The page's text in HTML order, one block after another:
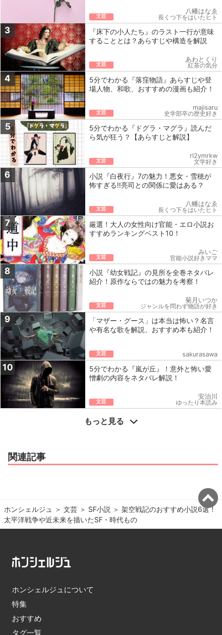
文芸
八幡はなゑ
長くつ下をはいたヒト
3
『床下の小人たち』のラスト一行が意味
することとは？あらすじや構造を解説
文芸
あわとくり
紅茶の気分
4
5分でわかる『落窪物語』あらすじや登
場人物、和歌、おすすめの漫画も紹介！
文芸
majisaru
史学部卒の歴史好き
5
5分でわかる『ドグラ・マグラ』読んだ
ら気が狂う？【あらすじと解説】
文芸
rl2ymrkw
文学好き
6
小説『白夜行』7の魅力！悪女・雪穂が
怖すぎる!!亮司との関係に愛はある？
文芸
八幡はなゑ
長くつ下をはいたヒト
7
厳選！大人の女性向け官能・エロ小説お
すすめランキングベスト10！
文芸
みいご
官能小説好きママ
8
小説『幼女戦記』の見所を全巻ネタバレ
紹介！原作ならではの魅力を考察！
文芸
菊月いつか
ジャンルを問わず物語が好き
9
「マザー・グース」は本当は怖い？名言
や有名な歌を解説、おすすめ本も紹介！
文芸 sakurasawa
10
5分でわかる『嵐が丘』！意外と怖い愛
憎劇の内容をネタバレ解説！
文芸
安治川
ゆったり本読み
もっと見る
関連記事
ホンシェルジュ ＞ 文芸 ＞ SF小説 ＞ 架空戦記のおすすめ小説6選！
太平洋戦争や近未来を描いたSF・時代もの
ホンシェルジュについて
特集
おすすめ
タグ一覧